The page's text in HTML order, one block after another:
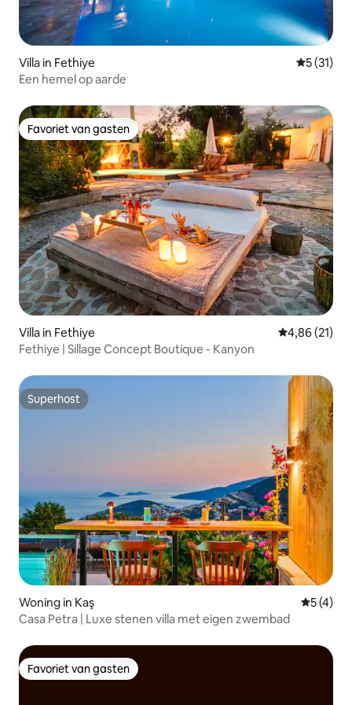
Villa in Fethiye
5 (31)
Een hemel op aarde
Favoriet van gasten
Favoriet van gasten
Villa in Fethiye Gemiddelde
4,86 (21)
Fethiye | Sillage Concept Boutique - Kanyon
Superhost
Superhost
Woning in Kaş
5 (4)
Casa Petra | Luxe stenen villa met eigen zwembad
Favoriet van gasten
Favoriet van gasten